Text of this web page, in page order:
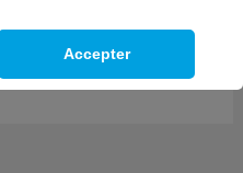
nos formations
Accepter